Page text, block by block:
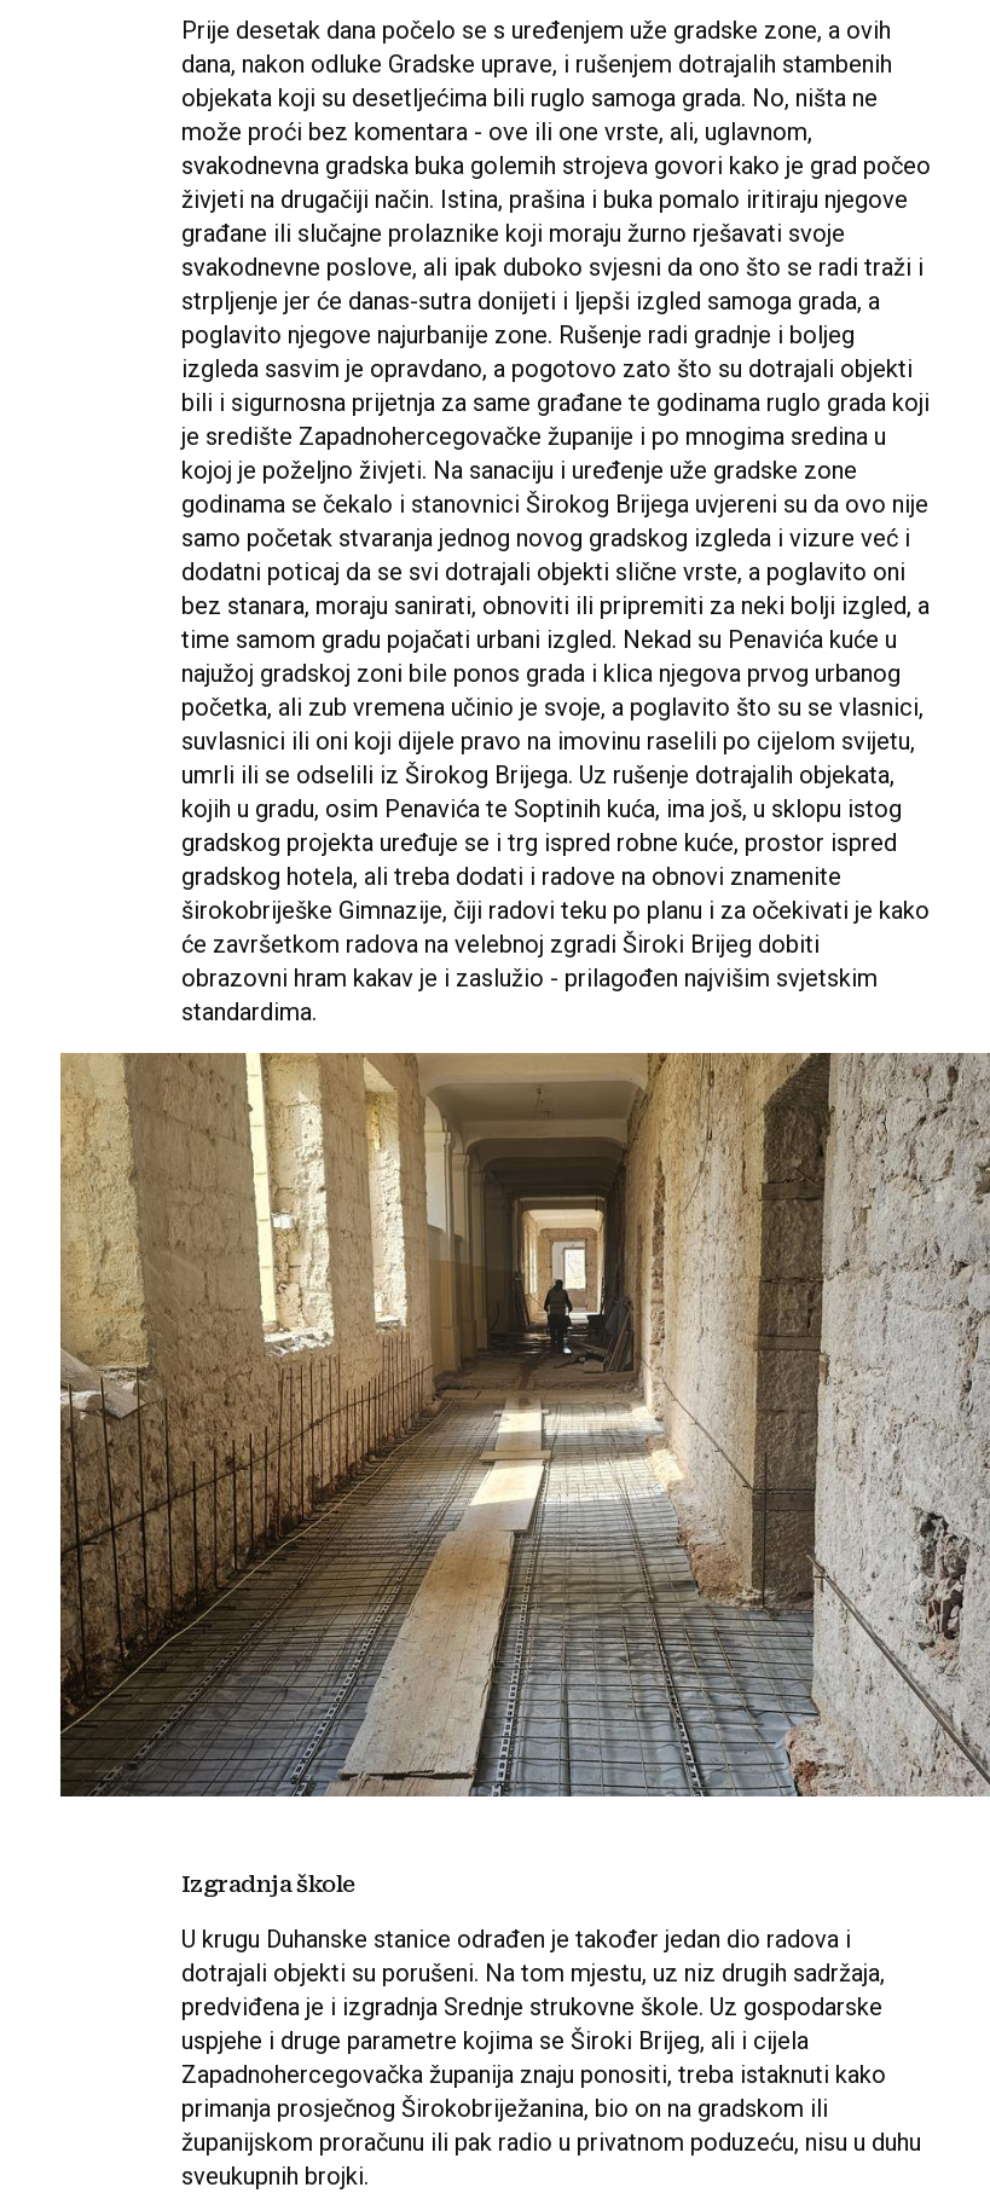
Prije desetak dana počelo se s uređenjem uže gradske zone, a ovih
dana, nakon odluke Gradske uprave, i rušenjem dotrajalih stambenih
objekata koji su desetljećima bili ruglo samoga grada. No, ništa ne
može proći bez komentara - ove ili one vrste, ali, uglavnom,
svakodnevna gradska buka golemih strojeva govori kako je grad počeo
živjeti na drugačiji način. Istina, prašina i buka pomalo iritiraju njegove
građane ili slučajne prolaznike koji moraju žurno rješavati svoje
svakodnevne poslove, ali ipak duboko svjesni da ono što se radi traži i
strpljenje jer će danas-sutra donijeti i ljepši izgled samoga grada, a
poglavito njegove najurbanije zone. Rušenje radi gradnje i boljeg
izgleda sasvim je opravdano, a pogotovo zato što su dotrajali objekti
bili i sigurnosna prijetnja za same građane te godinama ruglo grada koji
je središte Zapadnohercegovačke županije i po mnogima sredina u
kojoj je poželjno živjeti. Na sanaciju i uređenje uže gradske zone
godinama se čekalo i stanovnici Širokog Brijega uvjereni su da ovo nije
samo početak stvaranja jednog novog gradskog izgleda i vizure već i
dodatni poticaj da se svi dotrajali objekti slične vrste, a poglavito oni
bez stanara, moraju sanirati, obnoviti ili pripremiti za neki bolji izgled, a
time samom gradu pojačati urbani izgled. Nekad su Penavića kuće u
najužoj gradskoj zoni bile ponos grada i klica njegova prvog urbanog
početka, ali zub vremena učinio je svoje, a poglavito što su se vlasnici,
suvlasnici ili oni koji dijele pravo na imovinu raselili po cijelom svijetu,
umrli ili se odselili iz Širokog Brijega. Uz rušenje dotrajalih objekata,
kojih u gradu, osim Penavića te Soptinih kuća, ima još, u sklopu istog
gradskog projekta uređuje se i trg ispred robne kuće, prostor ispred
gradskog hotela, ali treba dodati i radove na obnovi znamenite
širokobriješke Gimnazije, čiji radovi teku po planu i za očekivati je kako
će završetkom radova na velebnoj zgradi Široki Brijeg dobiti
obrazovni hram kakav je i zaslužio - prilagođen najvišim svjetskim
standardima.
Izgradnja škole
U krugu Duhanske stanice odrađen je također jedan dio radova i
dotrajali objekti su porušeni. Na tom mjestu, uz niz drugih sadržaja,
predviđena je i izgradnja Srednje strukovne škole. Uz gospodarske
uspjehe i druge parametre kojima se Široki Brijeg, ali i cijela
Zapadnohercegovačka županija znaju ponositi, treba istaknuti kako
primanja prosječnog Širokobriježanina, bio on na gradskom ili
županijskom proračunu ili pak radio u privatnom poduzeću, nisu u duhu
sveukupnih brojki.